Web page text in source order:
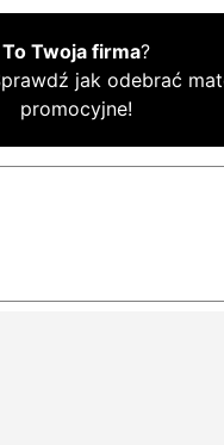
To Twoja firma?
jak odebrać
promocyjne!